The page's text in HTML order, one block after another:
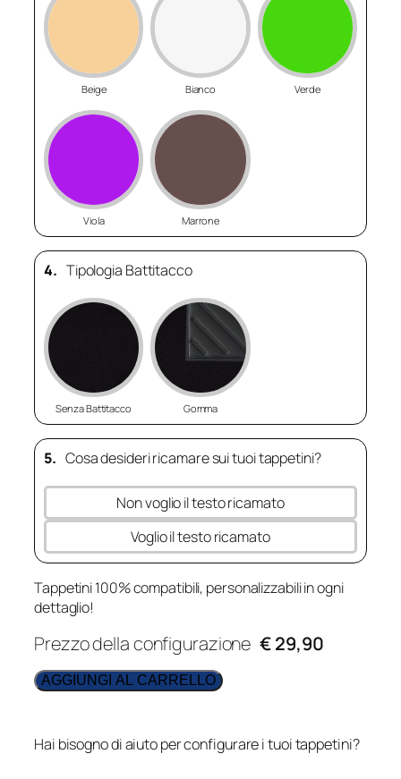
Beige Bianco Verde
Viola Marrone
4. Tipologia Battitacco
Senza Battitacco Gomma
5. Cosa desideri ricamare sui tuoi tappetini?
Non voglio il testo ricamato
Voglio il testo ricamato
Tappetini 100% compatibili, personalizzabili in ogni
dettaglio!
Prezzo della configurazione € 29,90
AGGIUNGI AL CARRELLO
Hai bisogno di aiuto per configurare i tuoi tappetini?